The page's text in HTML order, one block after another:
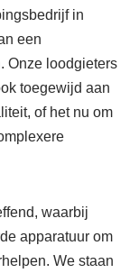
in
een
Onze loodgieters
toegewijd aan
of het nu om
waarbij
apparatuur om
We staan